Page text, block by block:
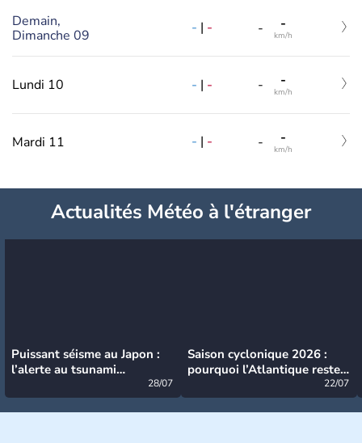
Demain,
Dimanche 09
- | - - -
km/h
Lundi 10 - | - - -
km/h
Mardi 11 - | - - -
km/h
Actualités Météo à l'étranger
Puissant séisme au Japon :
l’alerte au tsunami
28/07
Saison cyclonique 2026 :
pourquoi l’Atlantique reste
22/07